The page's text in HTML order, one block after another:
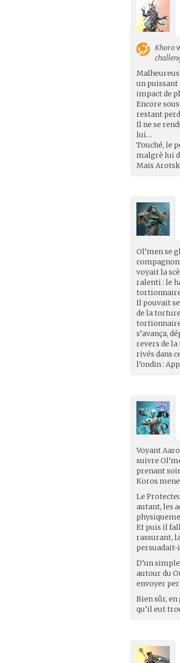
Khoro
un puissant
impact de
Encore
restant
Il ne se
lui…
Touché, le
malgrè lui
Mais Arotsk
Ol’men se
voyait la
ralenti : le
tortionnaire
Il pouvait
de la
s’avança,
revers de la
rivés dans
l’ondin :
Voyant
suivre
prenant
Koros
Le
autant, les
Et puis il
rassurant,
persuadait-
D’un
autour du
envoyer
Bien sûr,
qu’il eut